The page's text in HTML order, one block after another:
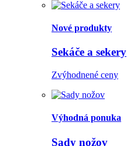
Nové produkty
Sekáče a sekery
Zvýhodnené ceny
Výhodná ponuka
Sady nožov